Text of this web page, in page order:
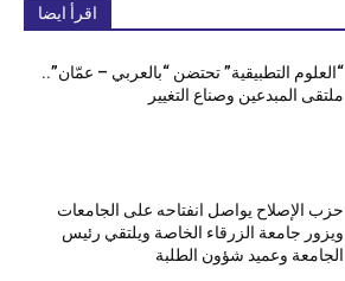
اقرأ ايضا
“العلوم التطبيقية” تحتضن “بالعربي – عمّان”..
ملتقى المبدعين وصناع التغيير
حزب الإصلاح يواصل انفتاحه على الجامعات
ويزور جامعة الزرقاء الخاصة ويلتقي رئيس
الجامعة وعميد شؤون الطلبة